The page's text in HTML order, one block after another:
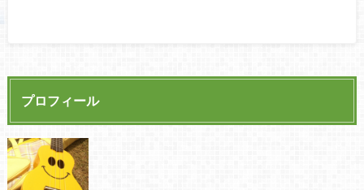
プロフィール